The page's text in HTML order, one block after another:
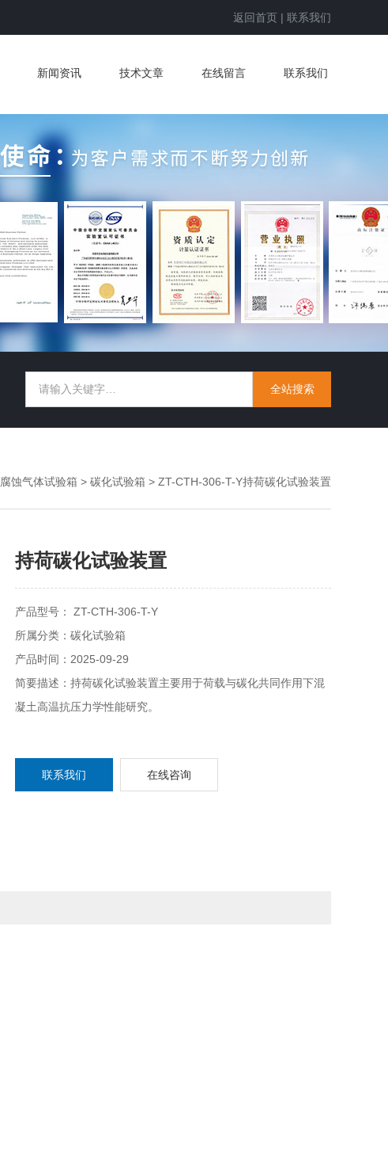
返回首页 | 联系我们
新闻资讯 技术文章 在线留言 联系我们
腐蚀气体试验箱 > 碳化试验箱 > ZT-CTH-306-T-Y持荷碳化试验装置
持荷碳化试验装置
产品型号： ZT-CTH-306-T-Y
所属分类：碳化试验箱
产品时间：2025-09-29
简要描述：持荷碳化试验装置主要用于荷载与碳化共同作用下混
凝土高温抗压力学性能研究。
联系我们 在线咨询